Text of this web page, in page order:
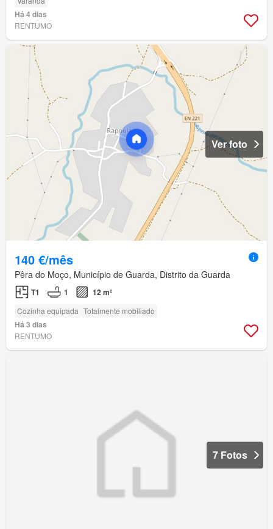
Há 4 dias
RENTUMO
Ver foto
140 €/mês
Pêra do Moço, Município de Guarda, Distrito da Guarda
T1 1 12 m²
Cozinha equipada Totalmente mobiliado
Há 3 dias
RENTUMO
7 Fotos